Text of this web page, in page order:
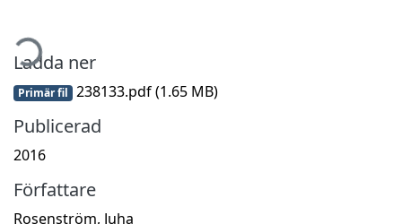
Ladda ner
Primär fil 238133.pdf(1.65 MB)
Publicerad
2016
Författare
Rosenström, Juha